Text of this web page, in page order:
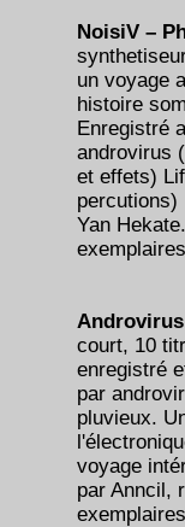
NoisiV –
un voyage
histoire
Enregistré
androvirus
et effets)
Yan
court, 10
enregistré
par
pluvieux.
voyage
par Anncil,